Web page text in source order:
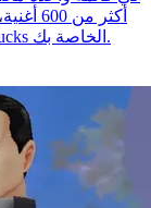
أكثر
العناصر، وأفضل المقطوعات التي تستحق V-Bucks الخاصة بك.